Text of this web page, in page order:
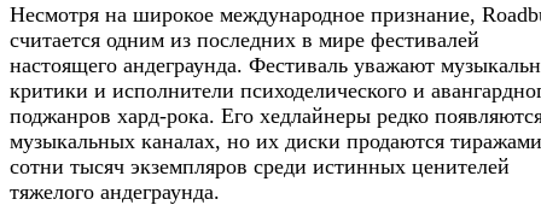
Несмотря на широкое международное признание,
считается одним из последних в мире фестивалей
настоящего андеграунда. Фестиваль уважают
критики и исполнители психоделического и
поджанров хард-рока. Его хедлайнеры редко
музыкальных каналах, но их диски продаются
сотни тысяч экземпляров среди истинных ценителей
тяжелого андеграунда.